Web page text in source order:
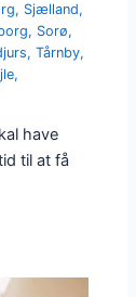
, Sjælland,
, Sorø,
,Tårnby,
,
have
til at få